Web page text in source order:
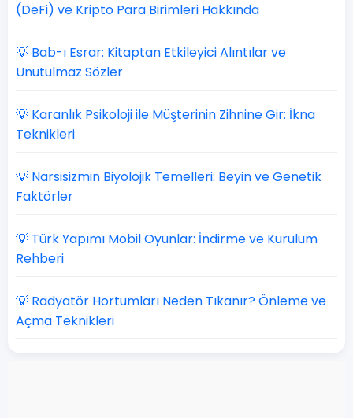
(DeFi) ve Kripto Para Birimleri Hakkında
💡 Bab-ı Esrar: Kitaptan Etkileyici Alıntılar ve
Unutulmaz Sözler
💡 Karanlık Psikoloji ile Müşterinin Zihnine Gir: İkna
Teknikleri
💡 Narsisizmin Biyolojik Temelleri: Beyin ve Genetik
Faktörler
💡 Türk Yapımı Mobil Oyunlar: İndirme ve Kurulum
Rehberi
💡 Radyatör Hortumları Neden Tıkanır? Önleme ve
Açma Teknikleri